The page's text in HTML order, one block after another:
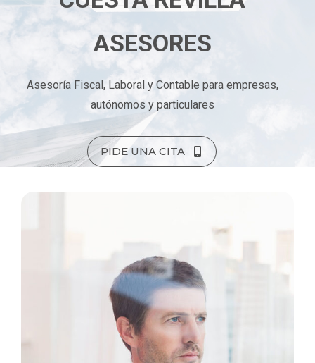
ASESORES
Asesoría Fiscal, Laboral y Contable para empresas,
autónomos y particulares
PIDE UNA CITA